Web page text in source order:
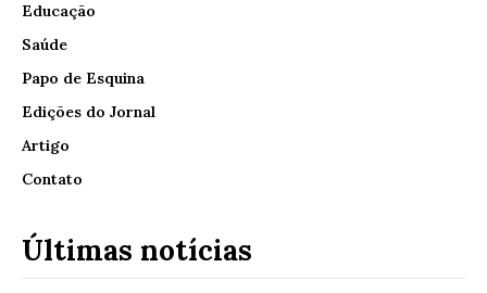
Educação
Saúde
Papo de Esquina
Edições do Jornal
Artigo
Contato
Últimas notícias